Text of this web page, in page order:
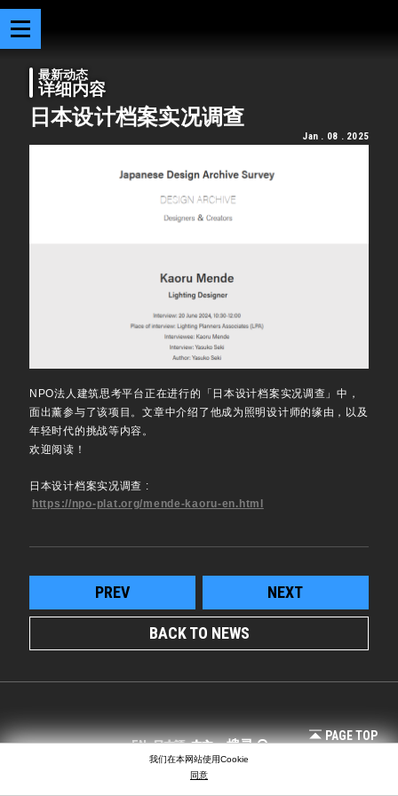
最新动态
详细内容
日本设计档案实况调查
Jan . 08 . 2025
NPO法人建筑思考平台正在进行的「日本设计档案实况调查」中，
面出薰参与了该项目。文章中介绍了他成为照明设计师的缘由，以及
年轻时代的挑战等内容。
欢迎阅读！
日本设计档案实况调查 :
https://npo-plat.org/mende-kaoru-en.html
PREV NEXT
BACK TO NEWS
搜寻
EN 日本語 中文
PAGE TOP
COPYRIGHT © LIGHTING PLANNERS ASSOCIATES
我们在本网站使用Cookie
同意